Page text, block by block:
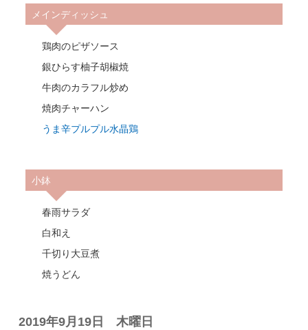
メインディッシュ
鶏肉のピザソース
銀ひらす柚子胡椒焼
牛肉のカラフル炒め
焼肉チャーハン
うま辛プルプル水晶鶏
小鉢
春雨サラダ
白和え
千切り大豆煮
焼うどん
2019年9月19日 木曜日